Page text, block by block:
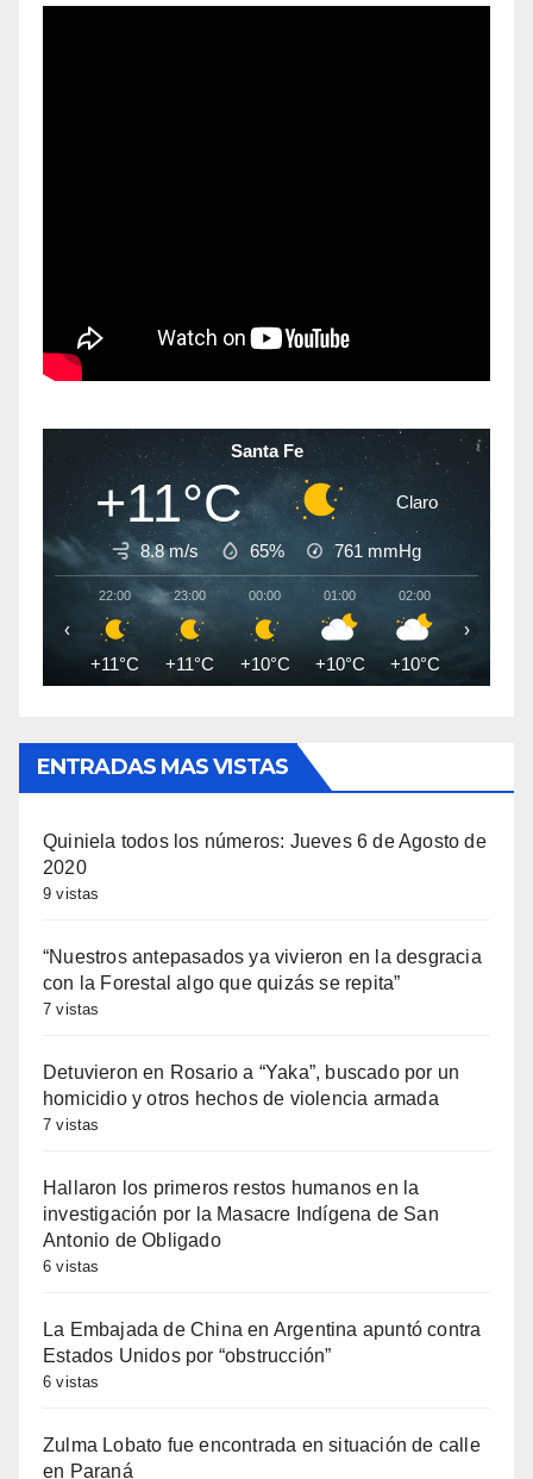
Santa Fe
+11°C Claro
8.8 m/s 65% 761 mmHg
22:00
+11°C
23:00
+11°C
00:00
+10°C
01:00
+10°C
02:00
+10°C +9°C
‹ ›
ENTRADAS MAS VISTAS
Quiniela todos los números: Jueves 6 de Agosto de
2020
9 vistas
“Nuestros antepasados ya vivieron en la desgracia
con la Forestal algo que quizás se repita”
7 vistas
Detuvieron en Rosario a “Yaka”, buscado por un
homicidio y otros hechos de violencia armada
7 vistas
Hallaron los primeros restos humanos en la
investigación por la Masacre Indígena de San
Antonio de Obligado
6 vistas
La Embajada de China en Argentina apuntó contra
Estados Unidos por “obstrucción”
6 vistas
Zulma Lobato fue encontrada en situación de calle
en Paraná